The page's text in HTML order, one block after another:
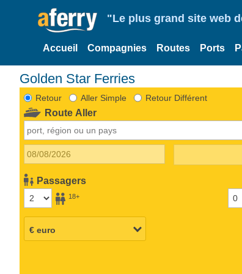
"Le plus grand site web
Accueil Compagnies Routes Ports
Golden Star Ferries
Retour Aller Simple Retour Différent
Route Aller
Passagers
18+